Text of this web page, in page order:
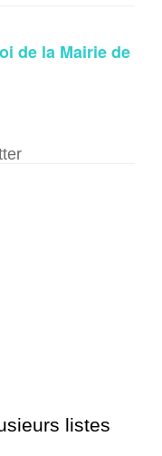
de la Mairie de
listes